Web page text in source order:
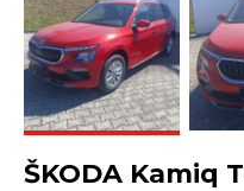
ŠKODA Kamiq